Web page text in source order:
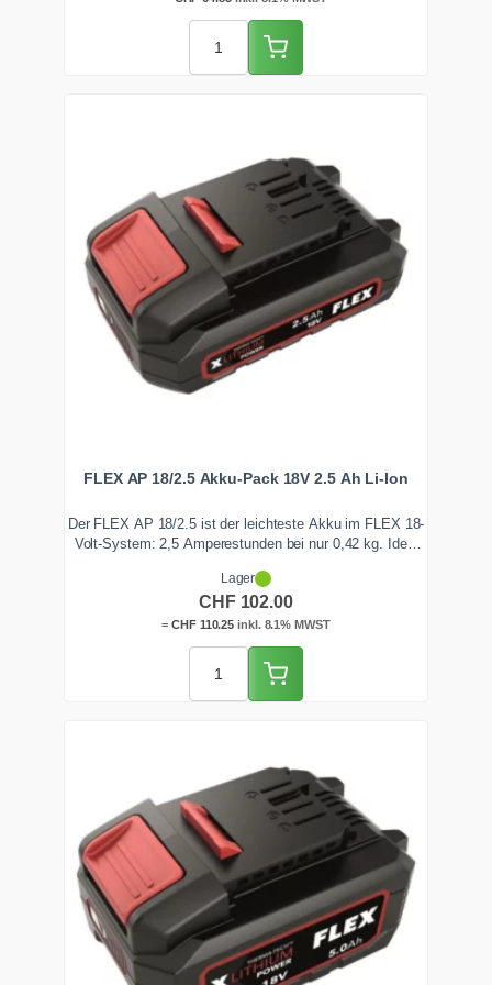
Die schlagfeste Box klinkt sich ins FLEX STACK PACK
System ein.
FLEX AP 18/2.5 Akku-Pack 18V 2.5 Ah Li-Ion
Der FLEX AP 18/2.5 ist der leichteste Akku im FLEX 18-
Volt-System: 2,5 Amperestunden bei nur 0,42 kg. Ideal
Sauger, vor allem bei Überkopf- und Montagearbeiten. Mit
LED-Ladeanzeige. Ab Lager Zentralschweiz lieferbar.
Lager
CHF102.00
=CHF110.25 inkl. 8.1% MWST